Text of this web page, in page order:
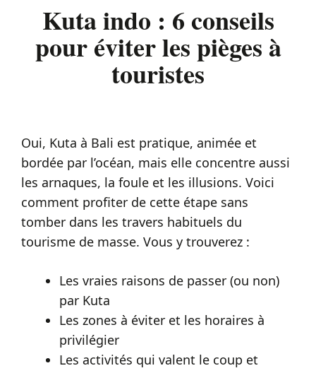
Kuta indo : 6 conseils
pour éviter les pièges à
touristes
Oui, Kuta à Bali est pratique, animée et
bordée par l’océan, mais elle concentre aussi
les arnaques, la foule et les illusions. Voici
comment profiter de cette étape sans
tomber dans les travers habituels du
tourisme de masse. Vous y trouverez :
Les vraies raisons de passer (ou non)
par Kuta
Les zones à éviter et les horaires à
privilégier
Les activités qui valent le coup et